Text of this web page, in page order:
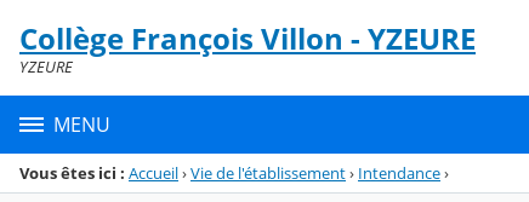
Menu de la rubrique
Contenu
Collège François Villon - YZEURE
YZEURE
MENU
Vous êtes ici : Accueil›Vie de l'établissement› Intendance›